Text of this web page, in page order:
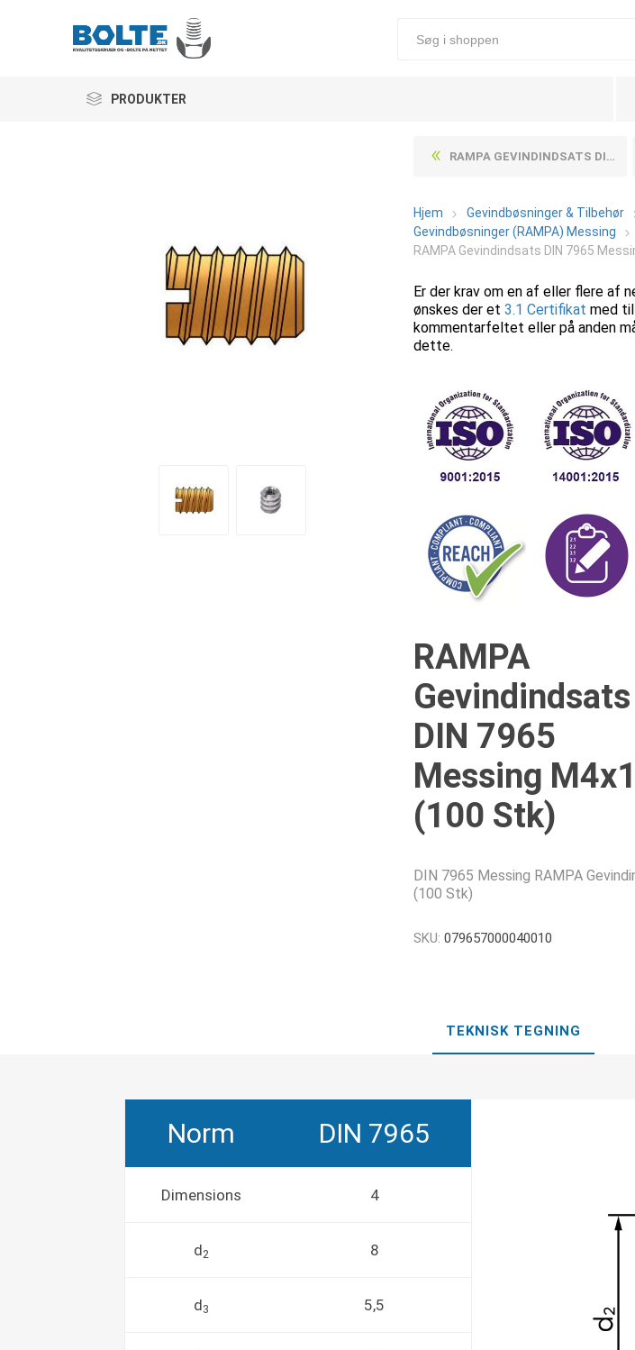
PRODUKTER
RAMPA GEVINDINDSATS DIN 7965 MESSING M3X8 (100 STK)
Hjem
Gevindbøsninger & Tilbehør
Gevindbøsninger (RAMPA) Messing
RAMPA Gevindindsats DIN 7965
Er der krav om en af eller flere af
ønskes der et3.1 Certifikat med
kommentarfeltet eller på anden
dette.
RAMPA
Gevindindsats
DIN 7965
Messing
(100 Stk)
DIN 7965 Messing RAMPA
(100 Stk)
SKU: 079657000040010
TEKNISK TEGNING
Norm DIN 7965
Dimensions 4
d2 8
d3 5,5